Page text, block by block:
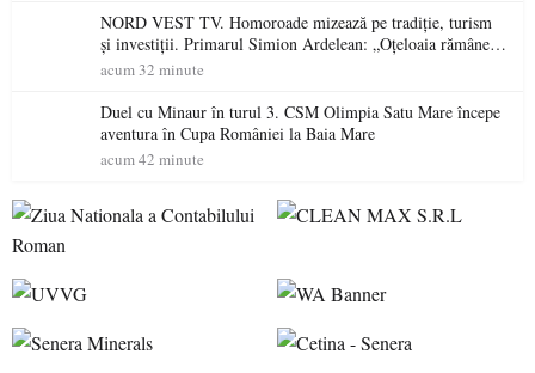
NORD VEST TV. Homoroade mizează pe tradiție, turism
și investiții. Primarul Simion Ardelean: „Oțeloaia rămâne
un brand al Codrului”
acum 32 minute
Duel cu Minaur în turul 3. CSM Olimpia Satu Mare începe
aventura în Cupa României la Baia Mare
acum 42 minute